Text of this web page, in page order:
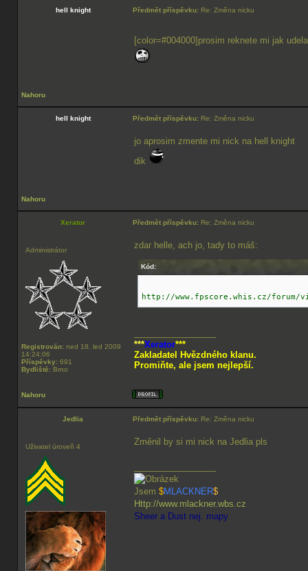
hell knight Předmět příspěvku: Re: Změna nicku
[color=#004000]prosim reknete mi jak
Nahoru
hell knight Předmět příspěvku: Re: Změna nicku
jo aprosim zmente mi nick na hell knight
dik
Nahoru
Xerator Předmět příspěvku: Re: Změna nicku
Administrátor
Registrován: ned 18. led 2009
14:24:06
Příspěvky: 691
Bydliště: Brno
zdar helle, ach jo, tady to máš:
Kód:
http://www.fpscore.whis.cz/forum/
***Xerator***
Zakladatel Hvězdného klanu.
Promiňte, ale jsem nejlepší.
Nahoru
Jedlia Předmět příspěvku: Re: Změna nicku
Uživatel úroveň 4 Změnil by si mi nick na Jedlia pls
Jsem $MLACKNER$
Http://www.mlackner.wbs.cz
Sheer a Dust nej. mapy